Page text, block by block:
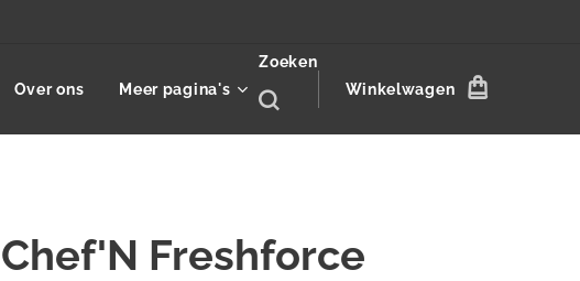
Over ons Meer pagina's
Zoeken
Winkelwagen
Chef'N Freshforce